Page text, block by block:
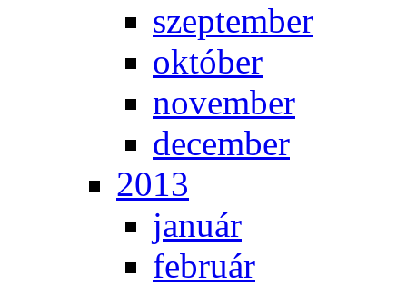
szep­tem­ber
ok­tó­ber
no­vem­ber
de­cem­ber
2013
ja­nu­ár
feb­ru­ár